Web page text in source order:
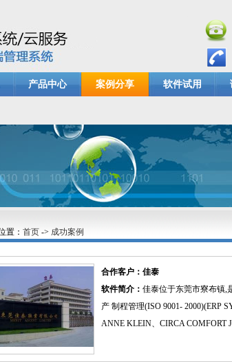
产品中心 案例分享 软件试用
置： 首页 -> 成功案例
合作客户：佳泰
软件简介： 佳泰位于东莞市寮布镇,
产 制程管理(ISO 9001- 2000)(ERP
ANNE KLEIN、CIRCA COMFORT